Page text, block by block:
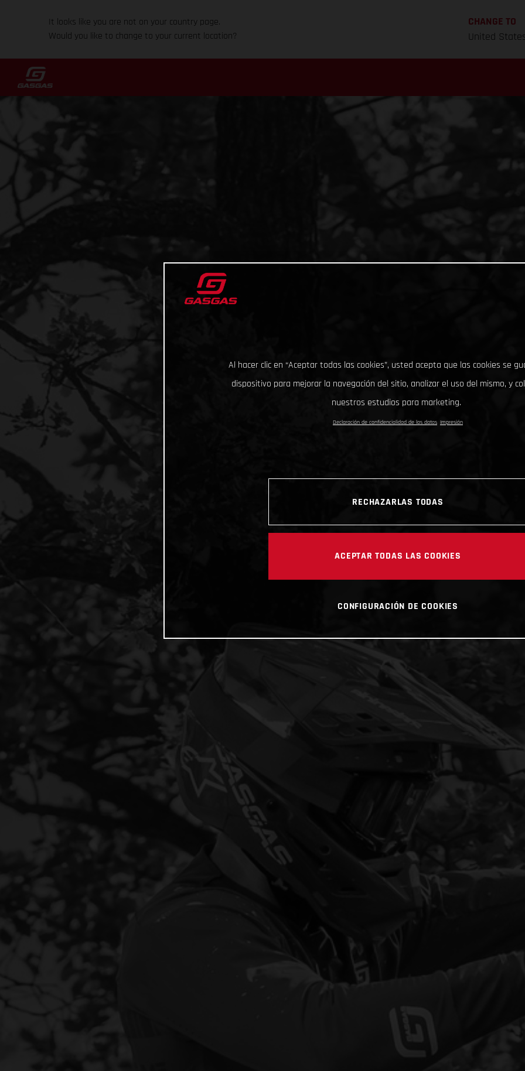
It looks like you are not on your country page.
Would you like to change to your current location?
CHANGE TO
United
Al hacer clic en “Aceptar todas las cookies”, usted acepta que las cookies se
dispositivo para mejorar la navegación del sitio, analizar el uso del mismo, y
nuestros estudios para marketing.
Declaración de confidencialidad de los datos Impresión
RECHAZARLAS TODAS
ACEPTAR TODAS LAS COOKIES
CONFIGURACIÓN DE COOKIES